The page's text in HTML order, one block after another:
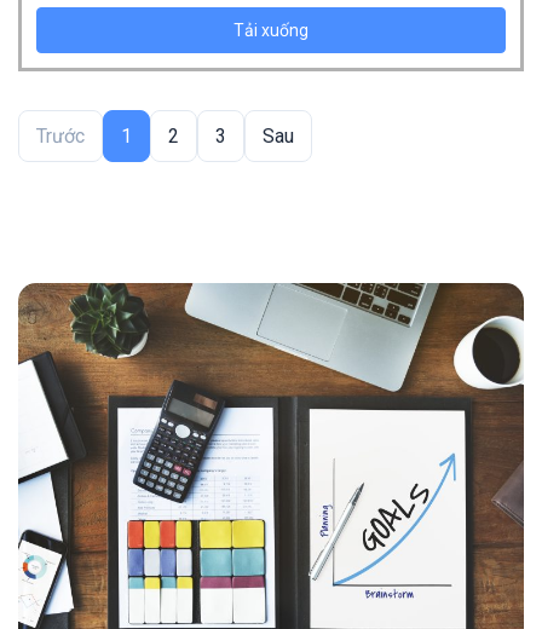
Tải xuống
Trước 1 2 3 Sau